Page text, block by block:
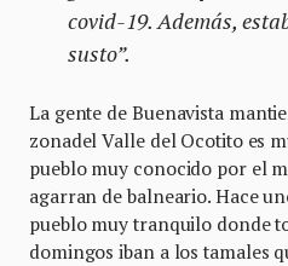
covid-19. Además,
susto”.
La gente de Buenavista
zonadel Valle del Ocotito es
pueblo muy conocido por el
agarran de balneario. Hace
pueblo muy tranquilo donde
domingos iban a los tamales